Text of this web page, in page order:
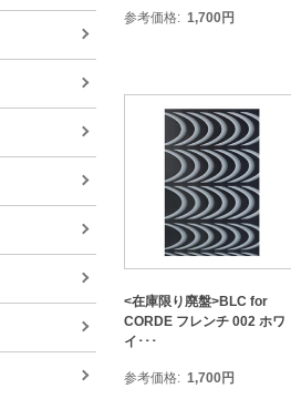
参考価格 1,700円
<在庫限り廃盤>BLC for
CORDE フレンチ 002 ホワ
イ･･･
参考価格 1,700円